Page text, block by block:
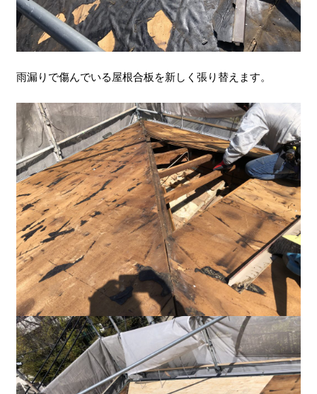
雨漏りで傷んでいる屋根合板を新しく張り替えます。